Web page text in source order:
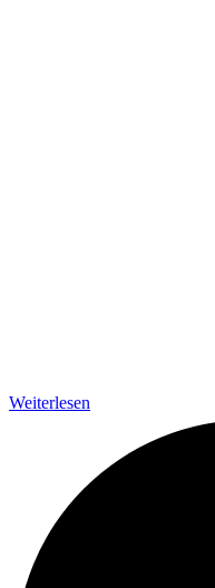
Weiterlesen